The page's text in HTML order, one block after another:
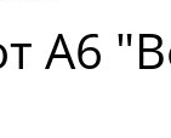
А6